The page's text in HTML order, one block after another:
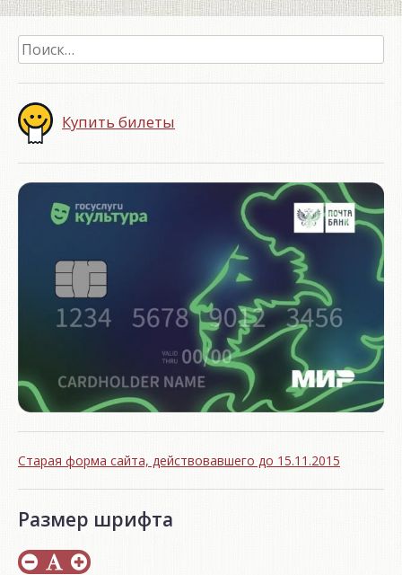
Найти:
Купить билеты
Старая форма сайта, действовавшего до 15.11.2015
Размер шрифта